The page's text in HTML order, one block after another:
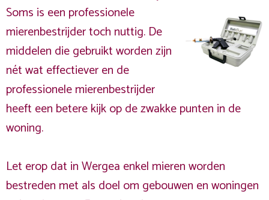
Soms is een professionele
mierenbestrijder toch nuttig. De
middelen die gebruikt worden zijn
nét wat effectiever en de
professionele mierenbestrijder
heeft een betere kijk op de zwakke punten in de
woning.
Let erop dat in Wergea enkel mieren worden
bestreden met als doel om gebouwen en woningen